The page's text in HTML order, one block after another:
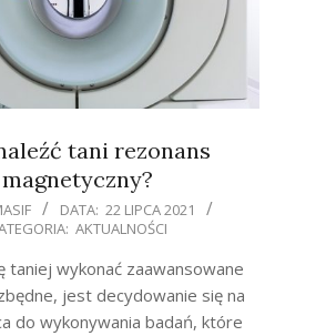
tani rezonans
magnetyczny?
DATA: 22 LIPCA 2021
AKTUALNOŚCI
taniej wykonać zaawansowane
jest decydowanie się na
do wykonywania badań, które